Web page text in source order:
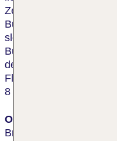
Zentrum der Stadt
Business Center, der
slowakischen
Bushaltestelle in der
der nächste Bahnhof ist
Flughafen Milan
8 km erreicht.
Ort
Bratislava